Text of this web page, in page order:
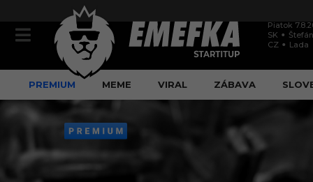
Piatok
SK
CZ
Lada
PREMIUM MEME VIRAL ZÁBAVA